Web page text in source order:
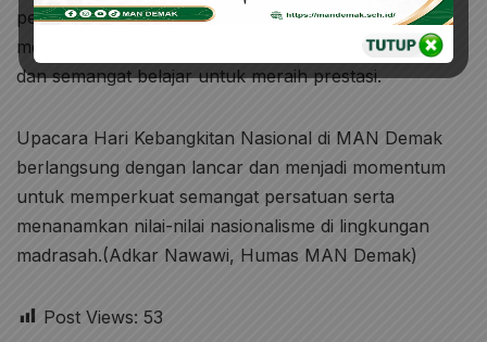
perjuangan para pendahulu bangsa serta
menumbuhkan rasa cinta tanah air, tanggung jawab,
dan semangat belajar untuk meraih prestasi.
Upacara Hari Kebangkitan Nasional di MAN Demak
berlangsung dengan lancar dan menjadi momentum
untuk memperkuat semangat persatuan serta
menanamkan nilai-nilai nasionalisme di lingkungan
madrasah.(Adkar Nawawi, Humas MAN Demak)
Post Views: 53